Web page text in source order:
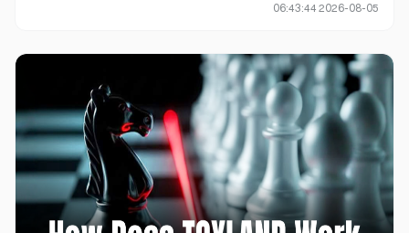
التطبيقات التي تديرها الشركة؛ وينبغي لمستخدمي المحفظة المدمجة
بتسجيل الدخول الاجتماعي اتباع تعليمات الاسترداد الرسمية فقط.
2026-08-05 06:43:44